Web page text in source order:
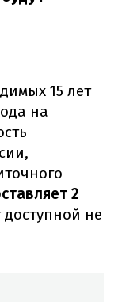
15 лет
на
2
доступной не